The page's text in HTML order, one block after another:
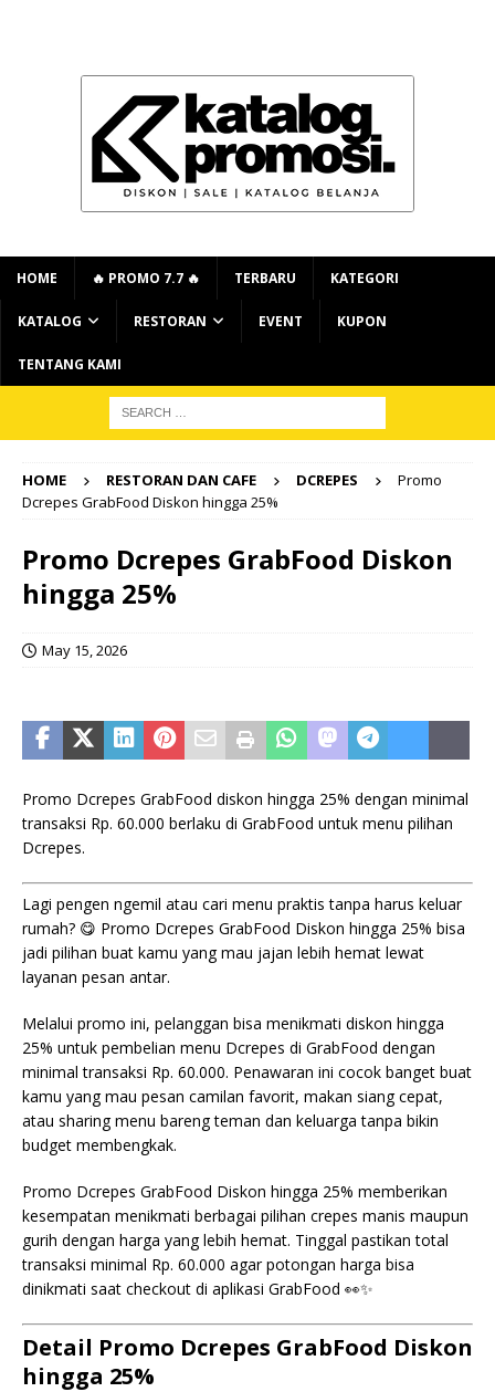
HOME 🔥 PROMO 7.7 🔥 TERBARU KATEGORI
KATALOG RESTORAN EVENT KUPON
TENTANG KAMI
HOME RESTORAN DAN CAFE DCREPES
Promo
Dcrepes GrabFood Diskon hingga 25%
Promo Dcrepes GrabFood Diskon
hingga 25%
May 15, 2026
Promo Dcrepes GrabFood diskon hingga 25% dengan minimal
transaksi Rp. 60.000 berlaku di GrabFood untuk menu pilihan
Dcrepes.
Lagi pengen ngemil atau cari menu praktis tanpa harus keluar
rumah? 😋 Promo Dcrepes GrabFood Diskon hingga 25% bisa
jadi pilihan buat kamu yang mau jajan lebih hemat lewat
layanan pesan antar.
Melalui promo ini, pelanggan bisa menikmati diskon hingga
25% untuk pembelian menu Dcrepes di GrabFood dengan
minimal transaksi Rp. 60.000. Penawaran ini cocok banget buat
kamu yang mau pesan camilan favorit, makan siang cepat,
atau sharing menu bareng teman dan keluarga tanpa bikin
budget membengkak.
Promo Dcrepes GrabFood Diskon hingga 25% memberikan
kesempatan menikmati berbagai pilihan crepes manis maupun
gurih dengan harga yang lebih hemat. Tinggal pastikan total
transaksi minimal Rp. 60.000 agar potongan harga bisa
dinikmati saat checkout di aplikasi GrabFood 👀✨
Detail Promo Dcrepes GrabFood Diskon
hingga 25%